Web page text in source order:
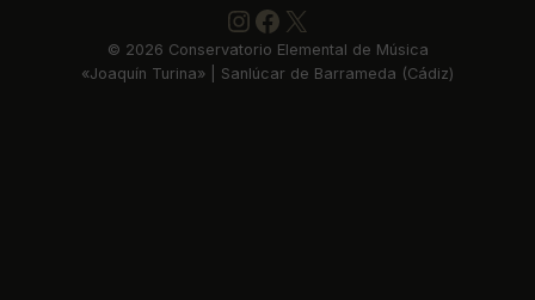
Instagram
https://
X
© 2026 Conservatorio Elemental de Música
«Joaquín Turina» | Sanlúcar de Barrameda (Cádiz)